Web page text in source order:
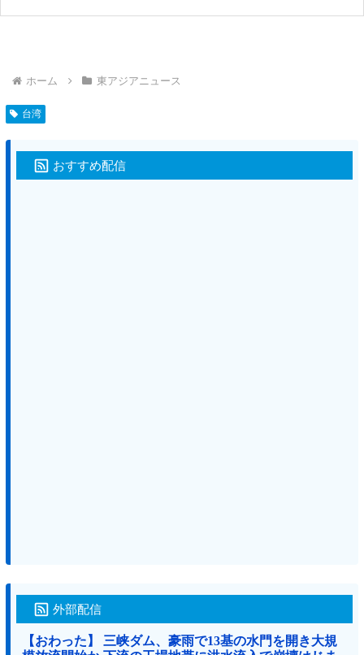
ホーム 東アジアニュース
台湾
おすすめ配信
外部配信
【おわった】 三峡ダム、豪雨で13基の水門を開き大規